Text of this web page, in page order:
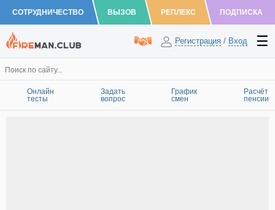
СОТРУДНИЧЕСТВО ВЫЗОВ РЕПЛЕКС ПОДПИСКА
Регистрация / Вход
Онлайн
тесты
Задать
вопрос
График
смен
Расчёт
пенсии